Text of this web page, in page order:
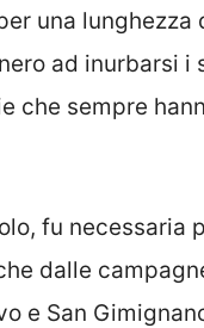
una lunghezza
ad inurbarsi i
che sempre
fu necessaria
dalle
e San